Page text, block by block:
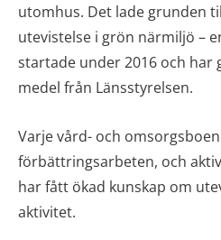
utomhus. Det lade grunden
utevistelse i grön närmiljö –
startade under 2016 och har
medel från Länsstyrelsen.
Varje vård- och
förbättringsarbeten, och
har fått ökad kunskap om
aktivitet.